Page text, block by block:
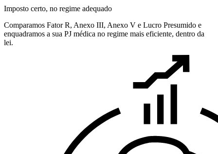
Imposto certo, no regime adequado
Comparamos Fator R, Anexo III, Anexo V e Lucro Presumido e
enquadramos a sua PJ médica no regime mais eficiente, dentro da
lei.